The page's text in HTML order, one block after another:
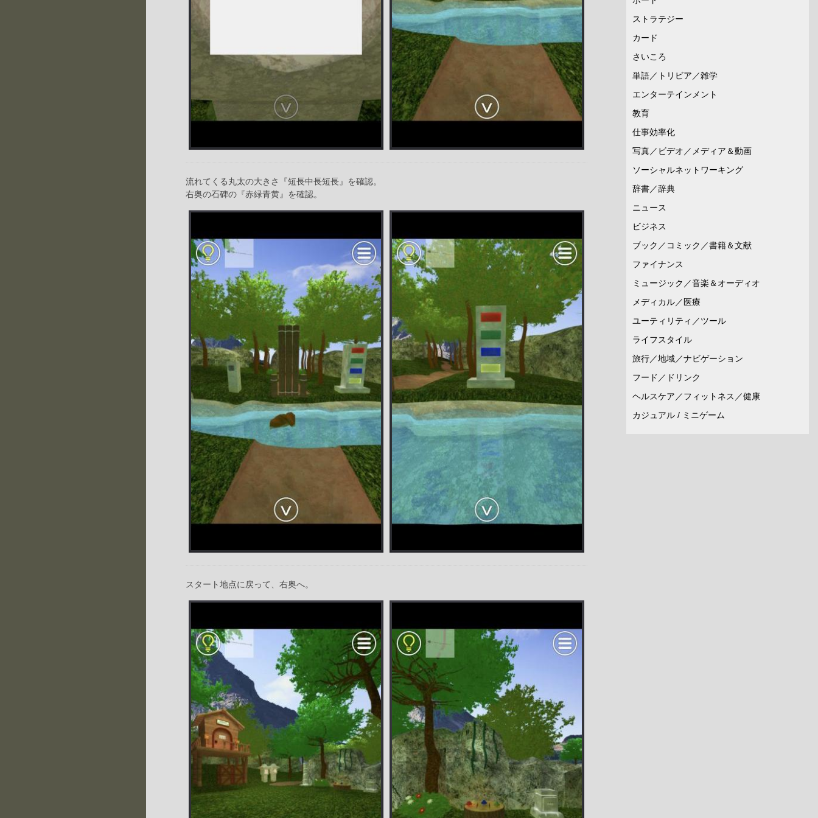
流れてくる丸太の大きさ『短長中長短長』を確認。
右奥の石碑の『赤緑青黄』を確認。
スタート地点に戻って、右奥へ。
ストラテジー
カード
さいころ
単語／トリビア／雑学
エンターテインメント
教育
仕事効率化
写真／ビデオ／メディア＆動画
ソーシャルネットワーキング
辞書／辞典
ニュース
ビジネス
ブック／コミック／書籍＆文献
ファイナンス
ミュージック／音楽＆オーディオ
メディカル／医療
ユーティリティ／ツール
ライフスタイル
旅行／地域／ナビゲーション
フード／ドリンク
ヘルスケア／フィットネス／健康
カジュアル / ミニゲーム